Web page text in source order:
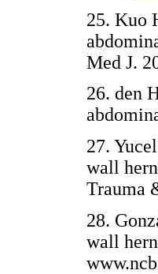
25. Kuo
Med J.
26. den
27.
wall
Trauma
28.
wall